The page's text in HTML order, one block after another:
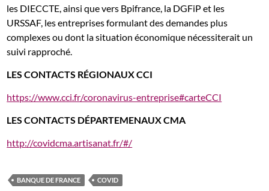
les DIECCTE, ainsi que vers Bpifrance, la DGFiP et les
URSSAF, les entreprises formulant des demandes plus
complexes ou dont la situation économique nécessiterait un
suivi rapproché.
LES CONTACTS RÉGIONAUX CCI
https://www.cci.fr/coronavirus-entreprise#carteCCI
LES CONTACTS DÉPARTEMENAUX CMA
http://covidcma.artisanat.fr/#/
BANQUE DE FRANCE COVID